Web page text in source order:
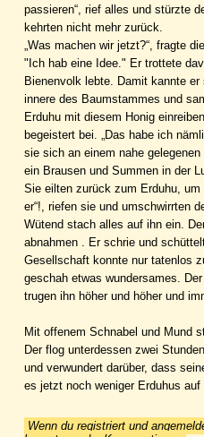
passieren“, rief alles und stürzte
kehrten nicht mehr zurück.
„Was machen wir jetzt?“, fragte
"Ich hab eine Idee." Er trottete
Bienenvolk lebte. Damit kannte
innere des Baumstammes und
Erduhu mit diesem Honig
begeistert bei. „Das habe ich
sie sich an einem nahe
ein Brausen und Summen in der
Sie eilten zurück zum Erduhu,
er“!, riefen sie und umschwirrten
Wütend stach alles auf ihn ein.
abnahmen . Er schrie und
Gesellschaft konnte nur tatenlos
geschah etwas wundersames.
trugen ihn höher und höher und
Mit offenem Schnabel und Mund
Der flog unterdessen zwei
und verwundert darüber, dass
es jetzt noch weniger Erduhus auf
Wenn du registriert und